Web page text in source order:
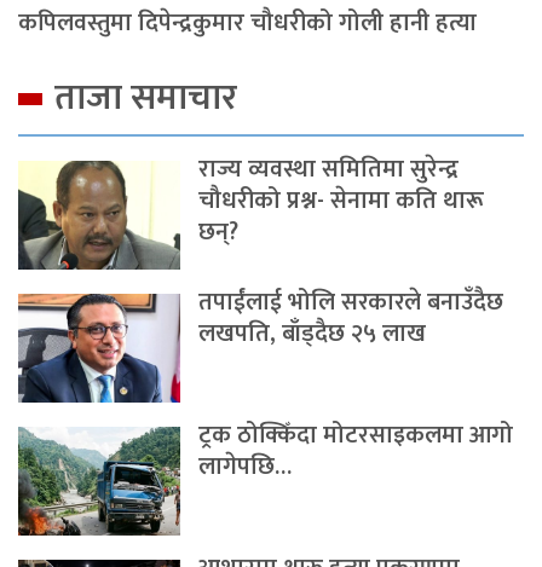
कपिलवस्तुमा दिपेन्द्रकुमार चौधरीको गोली हानी हत्या
ताजा समाचार
राज्य व्यवस्था समितिमा सुरेन्द्र
चौधरीको प्रश्न- सेनामा कति थारू
छन्?
तपाईंलाई भोलि सरकारले बनाउँदैछ
लखपति, बाँड्दैछ २५ लाख
ट्रक ठोक्किँदा मोटरसाइकलमा आगो
लागेपछि…